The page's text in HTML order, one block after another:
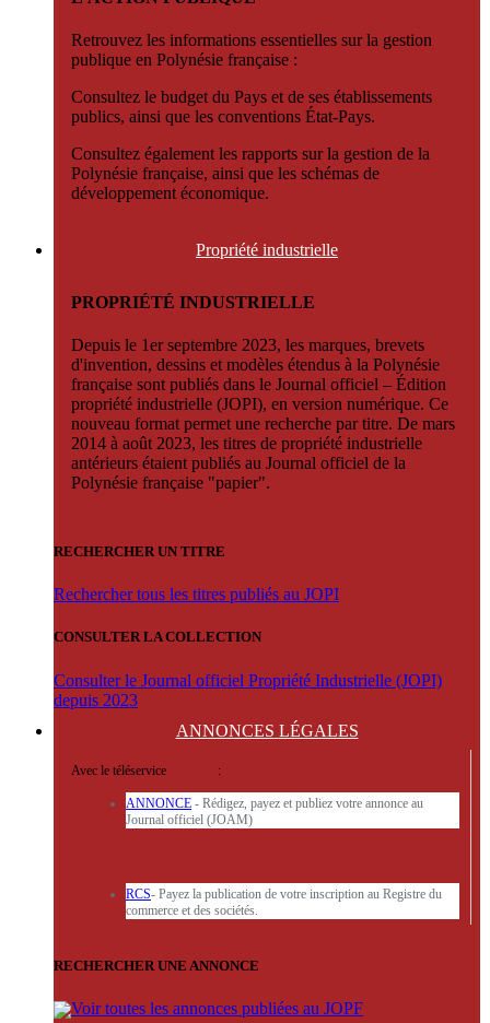
Retrouvez les informations essentielles sur la gestion
publique en Polynésie française :
Consultez le budget du Pays et de ses établissements
publics, ainsi que les conventions État-Pays.
Consultez également les rapports sur la gestion de la
Polynésie française, ainsi que les schémas de
développement économique.
Propriété industrielle
PROPRIÉTÉ INDUSTRIELLE
Depuis le 1er septembre 2023, les marques, brevets
d'invention, dessins et modèles étendus à la Polynésie
française sont publiés dans le Journal officiel – Édition
propriété industrielle (JOPI), en version numérique. Ce
nouveau format permet une recherche par titre. De mars
2014 à août 2023, les titres de propriété industrielle
antérieurs étaient publiés au Journal officiel de la
Polynésie française "papier".
RECHERCHER UN TITRE
Rechercher tous les titres publiés au JOPI
CONSULTER LA COLLECTION
Consulter le Journal officiel Propriété Industrielle (JOPI)
depuis 2023
ANNONCES LÉGALES
Avec le téléservice :
ANNONCE - Rédigez, payez et publiez votre annonce au
Journal officiel (JOAM)
RCS- Payez la publication de votre inscription au Registre du
commerce et des sociétés.
RECHERCHER UNE ANNONCE
Voir toutes les annonces publiées au JOPF